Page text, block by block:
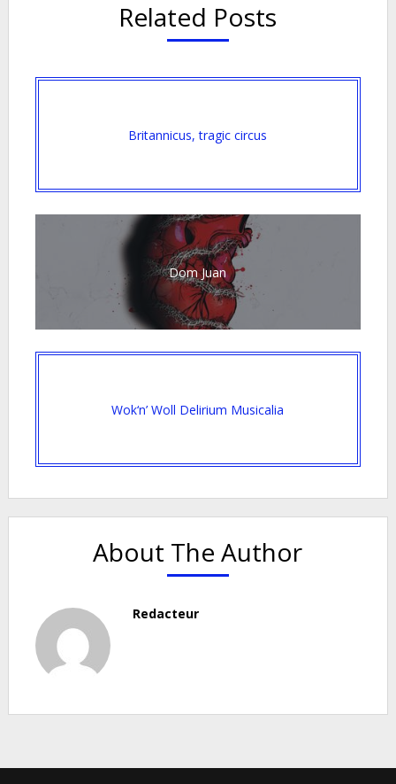
Related Posts
Britannicus, tragic circus
Dom Juan
Wok‘n’ Woll Delirium Musicalia
About The Author
Redacteur